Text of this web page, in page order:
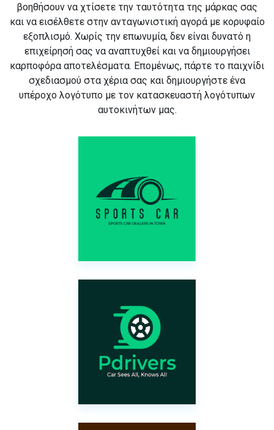
βοηθήσουν να χτίσετε την ταυτότητα της μάρκας σας
και να εισέλθετε στην ανταγωνιστική αγορά με κορυφαίο
εξοπλισμό. Χωρίς την επωνυμία, δεν είναι δυνατό η
επιχείρησή σας να αναπτυχθεί και να δημιουργήσει
καρποφόρα αποτελέσματα. Επομένως, πάρτε το παιχνίδι
σχεδιασμού στα χέρια σας και δημιουργήστε ένα
υπέροχο λογότυπο με τον κατασκευαστή λογότυπων
αυτοκινήτων μας.